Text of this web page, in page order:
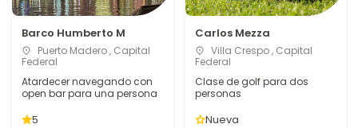
Barco Humberto M
Puerto Madero , Capital
Federal
Atardecer navegando con
open bar para una persona
5
Carlos Mezza
Villa Crespo , Capital
Federal
Clase de golf para dos
personas
Nueva